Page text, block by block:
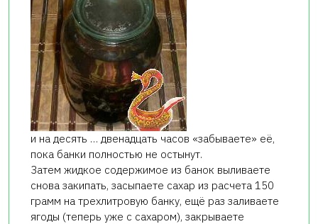
и на десять … двенадцать часов «забываете» её,
пока банки полностью не остынут.
Затем жидкое содержимое из банок выливаете
снова закипать, засыпаете сахар из расчета 150
грамм на трехлитровую банку, ещё раз заливаете
ягоды (теперь уже с сахаром), закрываете